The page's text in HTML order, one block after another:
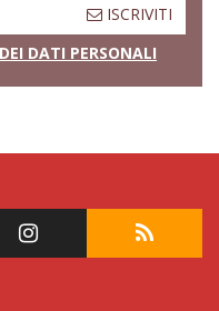
ISCRIVITI
DATI PERSONALI